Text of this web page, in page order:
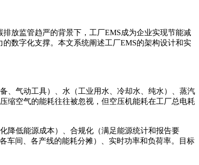
排放监管趋严的背景下，工厂EMS成为企业实现节能减
数字化支撑。本文系统阐述工厂EMS的架构设计和实
、气动工具）、水（工业用水、冷却水、纯水）、蒸汽
缩空气的能耗往往被忽视，但空压机能耗在工厂总电耗
降低能源成本）、合规化（满足能源统计和报告要
车间、各产线的能耗分摊）、实时功率和负荷率。目标